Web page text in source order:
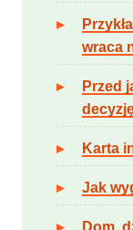
wraca
Przed
Karta
Jak